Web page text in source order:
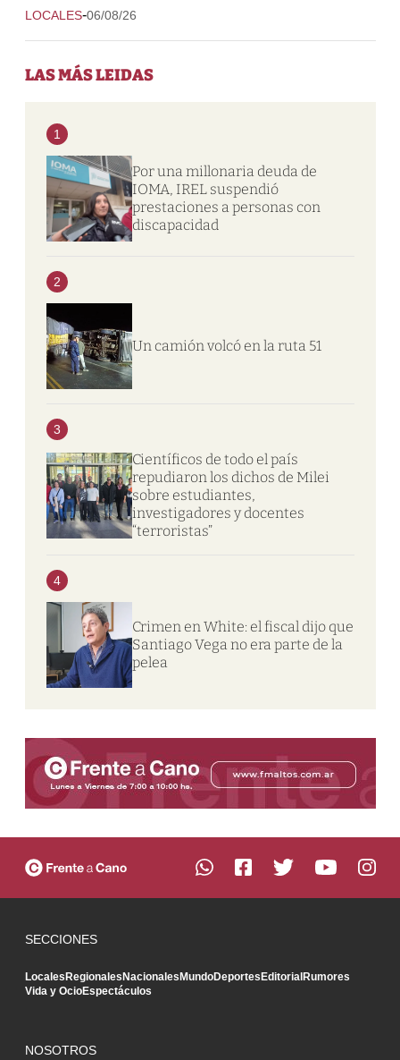
LOCALES-06/08/26
LAS MÁS LEIDAS
1
Por una millonaria deuda de
IOMA, IREL suspendió
prestaciones a personas con
discapacidad
2
Un camión volcó en la ruta 51
3
Científicos de todo el país
repudiaron los dichos de Milei
sobre estudiantes,
investigadores y docentes
“terroristas”
4
Crimen en White: el fiscal dijo que
Santiago Vega no era parte de la
pelea
SECCIONES
LocalesRegionalesNacionalesMundoDeportesEditorialRumores
Vida y OcioEspectáculos
NOSOTROS